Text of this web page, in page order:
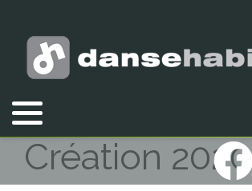
Vous êtes ici :
Création 2020